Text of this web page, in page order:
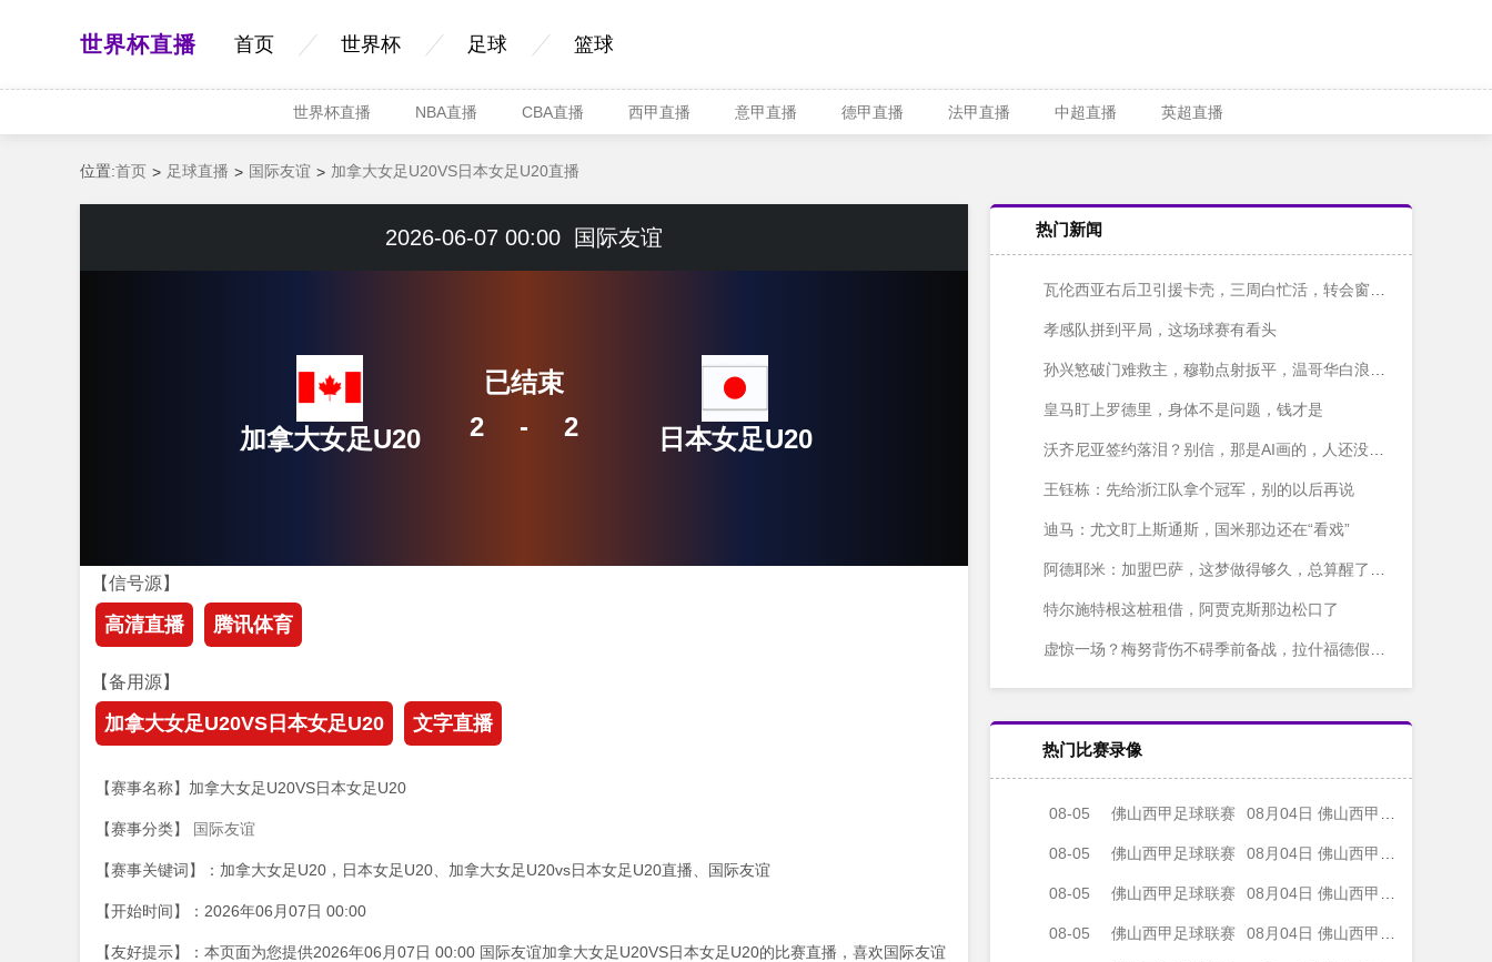
世界杯直播 首页 世界杯 足球 篮球
世界杯直播 NBA直播 CBA直播 西甲直播 意甲直播 德甲直播 法甲直播 中超直播 英超直播
位置:首页 足球直播 国际友谊 加拿大女足U20VS日本女足U20直播
2026-06-07 00:00 国际友谊
加拿大女足U20 2 - 2
已结束
日本女足U20
【信号源】
高清直播 腾讯体育
【备用源】
加拿大女足U20VS日本女足U20 文字直播
【赛事名称】加拿大女足U20VS日本女足U20
【赛事分类】 国际友谊
【赛事关键词】：加拿大女足U20，日本女足U20、加拿大女足U20vs日本女足U20直播、国际友谊
【开始时间】：2026年06月07日 00:00
【友好提示】：本页面为您提供2026年06月07日 00:00 国际友谊加拿大女足U20VS日本女足U20的比赛直播，喜欢国际友谊
热门新闻
瓦伦西亚右后卫引援卡壳，三周白忙活，转会窗快关上了！
孝感队拼到平局，这场球赛有看头
孙兴慜破门难救主，穆勒点射扳平，温哥华白浪主场1-1战平洛杉矶
皇马盯上罗德里，身体不是问题，钱才是
沃齐尼亚签约落泪？别信，那是AI画的，人还没签字呢
王钰栋：先给浙江队拿个冠军，别的以后再说
迪马：尤文盯上斯通斯，国米那边还在“看戏”
阿德耶米：加盟巴萨，这梦做得够久，总算醒了？不对，是成了！
特尔施特根这桩租借，阿贾克斯那边松口了
虚惊一场？梅努背伤不碍季前备战，拉什福德假期结束也快归队了
热门比赛录像
08-05 佛山西甲足球联赛 08月04日 佛山西甲足球联赛32强淘汰赛 肇庆恒骏成 VS 三七互娱 全场录像
08-05 佛山西甲足球联赛 08月04日 佛山西甲足球联赛32强淘汰赛 广东西南建设 VS 香港圣徒 全场录像
08-05 佛山西甲足球联赛 08月04日 佛山西甲足球联赛32强淘汰赛 贪玩游戏 VS 美的薪火 全场录像
08-05 佛山西甲足球联赛 08月04日 佛山西甲足球联赛32强淘汰赛 藝品高國際 VS 湛江狂狼·粵辉能源 全场录像